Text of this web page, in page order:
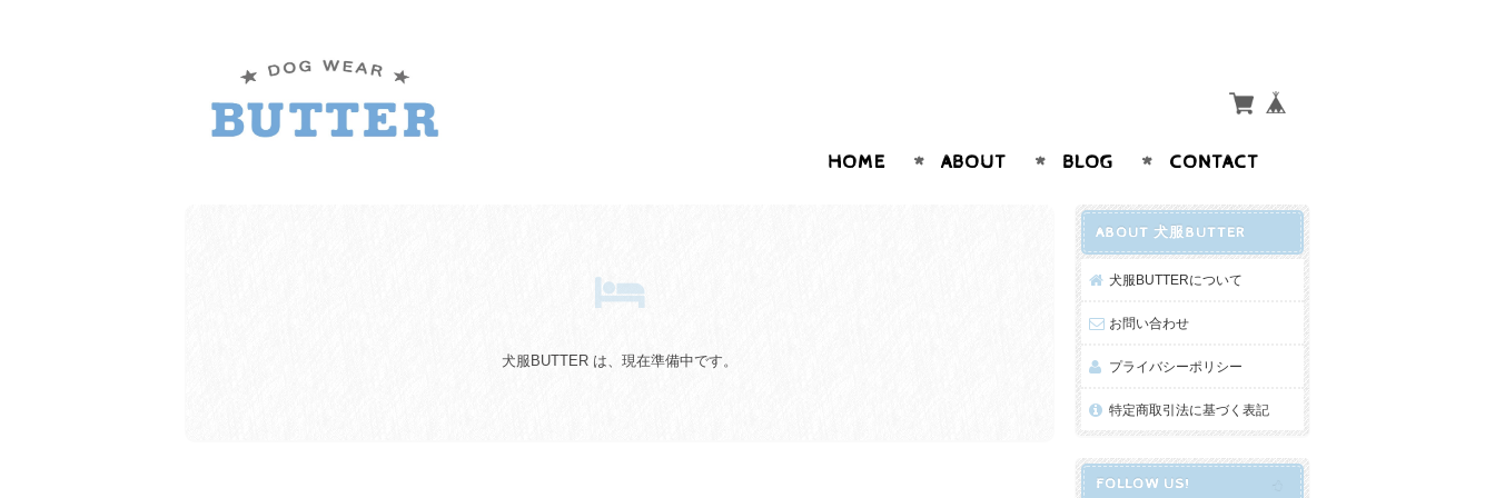
HOME ABOUT BLOG CONTACT
犬服BUTTER は、現在準備中です。
ABOUT 犬服BUTTER
犬服BUTTERについて
お問い合わせ
プライバシーポリシー
特定商取引法に基づく表記
FOLLOW US!